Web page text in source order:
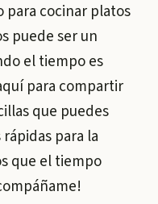
cocinar platos
puede ser un
el tiempo es
para compartir
que puedes
para la
que el tiempo